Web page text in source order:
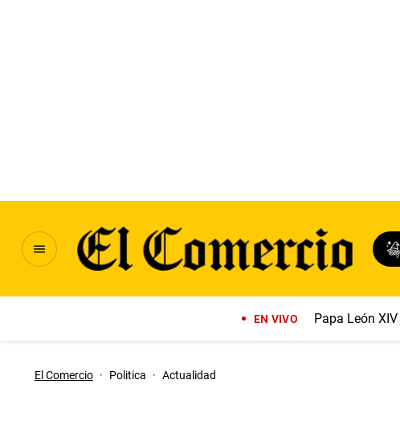
EN VIVO Papa León XIV
El Comercio · Politica · Actualidad